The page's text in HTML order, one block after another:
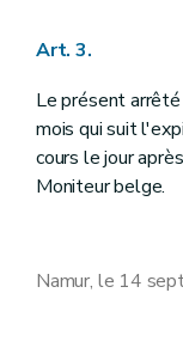
Art. 3.
Le présent
mois qui suit
cours le jour
Moniteur belge.
Namur, le 14